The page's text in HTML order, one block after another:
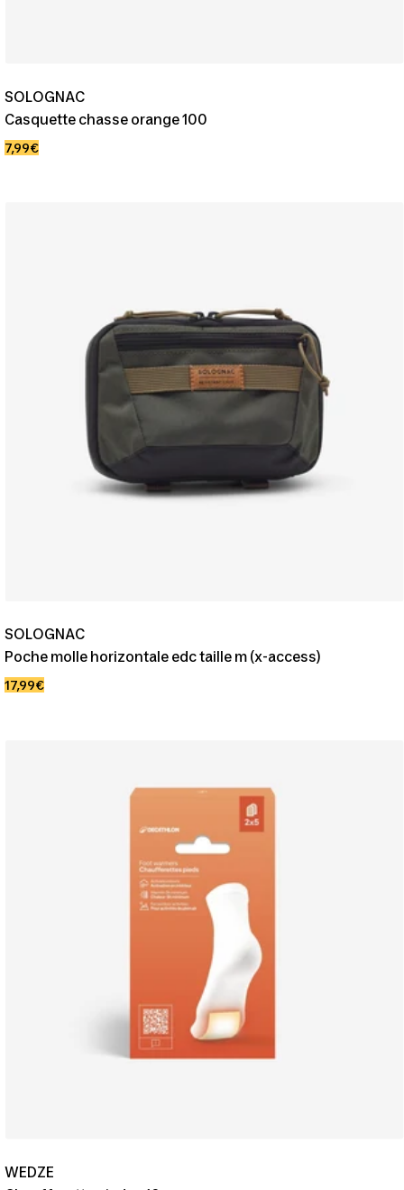
SOLOGNAC
Casquette chasse orange 100
Prix
7,99€
SOLOGNAC
Poche molle horizontale edc taille m (x-access)
Prix
17,99€
WEDZE